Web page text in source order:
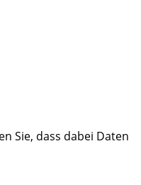
Sie, dass dabei Daten